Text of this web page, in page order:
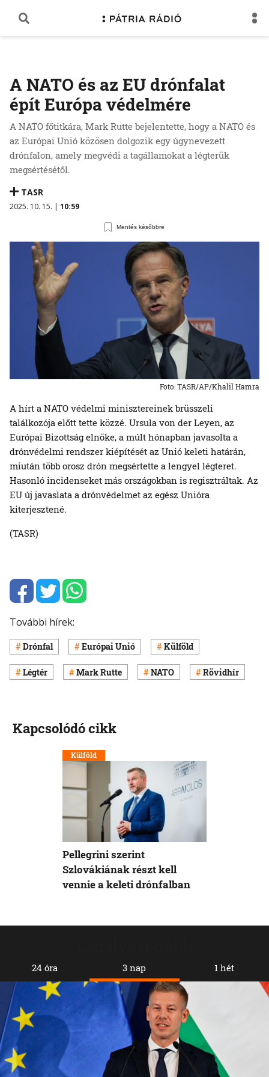
A NATO és az EU drónfalat
épít Európa védelmére
A NATO főtitkára, Mark Rutte bejelentette, hogy a NATO és
az Európai Unió közösen dolgozik egy úgynevezett
drónfalon, amely megvédi a tagállamokat a légterük
megsértésétől.
TASR
2025. 10. 15. | 10:59
Mentés későbbre
Foto: TASR/AP/Khalil Hamra
A hírt a NATO védelmi minisztereinek brüsszeli
találkozója előtt tette közzé. Ursula von der Leyen, az
Európai Bizottság elnöke, a múlt hónapban javasolta a
drónvédelmi rendszer kiépítését az Unió keleti határán,
miután több orosz drón megsértette a lengyel légteret.
Hasonló incidenseket más országokban is regisztráltak. Az
EU új javaslata a drónvédelmet az egész Unióra
kiterjesztené.
(TASR)
További hírek:
Drónfal Európai Unió Külföld
Légtér Mark Rutte NATO Rövidhír
24 óra 3 nap 1 hét
Kapcsolódó cikk
Külföld
Pellegrini szerint
Szlovákiának részt kell
vennie a keleti drónfalban